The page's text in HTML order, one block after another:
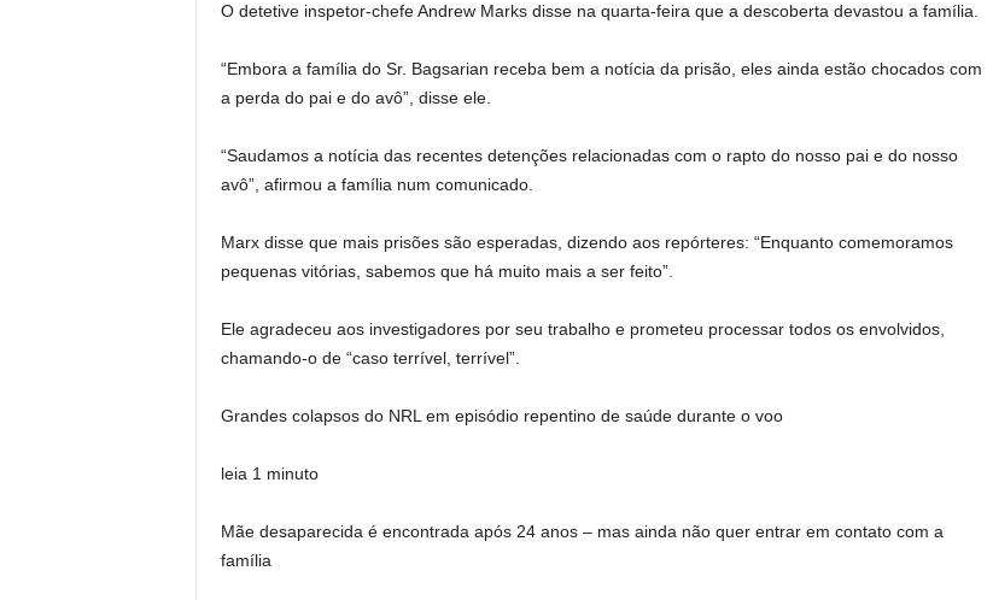
O detetive inspetor-chefe Andrew Marks disse na quarta-feira que a descoberta devastou a família.
“Embora a família do Sr. Bagsarian receba bem a notícia da prisão, eles ainda estão chocados com
a perda do pai e do avô”, disse ele.
“Saudamos a notícia das recentes detenções relacionadas com o rapto do nosso pai e do nosso
avô”, afirmou a família num comunicado.
Marx disse que mais prisões são esperadas, dizendo aos repórteres: “Enquanto comemoramos
pequenas vitórias, sabemos que há muito mais a ser feito”.
Ele agradeceu aos investigadores por seu trabalho e prometeu processar todos os envolvidos,
chamando-o de “caso terrível, terrível”.
Grandes colapsos do NRL em episódio repentino de saúde durante o voo
leia 1 minuto
Mãe desaparecida é encontrada após 24 anos – mas ainda não quer entrar em contato com a
família